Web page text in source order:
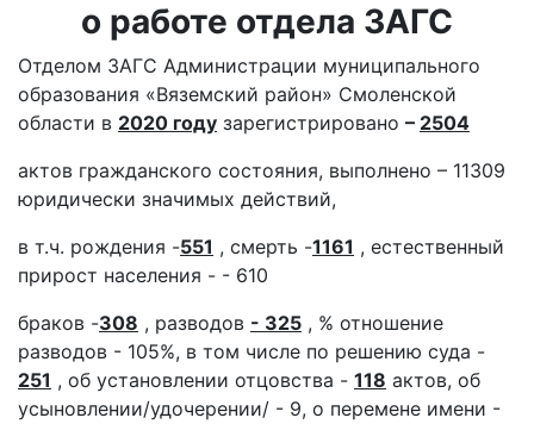
о работе отдела ЗАГС
Отделом ЗАГС Администрации муниципального
образования «Вяземский район» Смоленской
области в 2020 году зарегистрировано – 2504
актов гражданского состояния, выполнено – 11309
юридически значимых действий,
в т.ч. рождения -551 , смерть -1161 , естественный
прирост населения - - 610
браков -308 , разводов - 325 , % отношение
разводов - 105%, в том числе по решению суда -
251 , об установлении отцовства - 118 актов, об
усыновлении/удочерении/ - 9, о перемене имени -